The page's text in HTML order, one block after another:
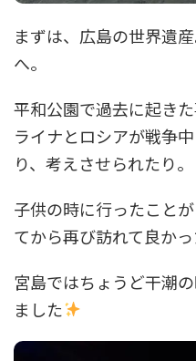
まずは、広島の世界遺
へ。
平和公園で過去に起き
ライナとロシアが戦争
り、考えさせられたり。
子供の時に行ったこと
てから再び訪れて良かっ
宮島ではちょうど干潮
ました